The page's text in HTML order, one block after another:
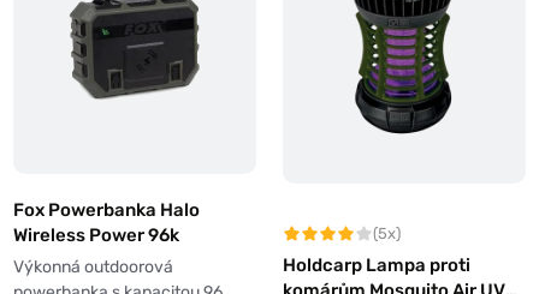
Fox Powerbanka Halo
Wireless Power 96k
Výkonná outdoorová
(5x)
Holdcarp Lampa proti